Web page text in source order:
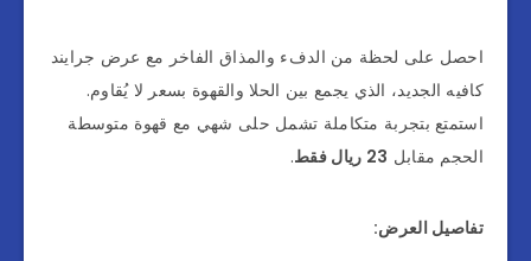
احصل على لحظة من الدفء والمذاق الفاخر مع عرض جرايند
كافيه الجديد، الذي يجمع بين الحلا والقهوة بسعر لا يُقاوم.
استمتع بتجربة متكاملة تشمل حلى شهي مع قهوة متوسطة
الحجم مقابل 23 ريال فقط .
تفاصيل العرض: